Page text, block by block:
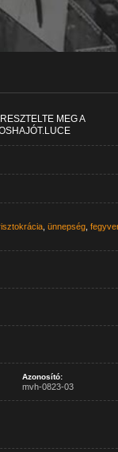
MEG A
,ünnepség ,
Azonosító:
mvh-0823-03